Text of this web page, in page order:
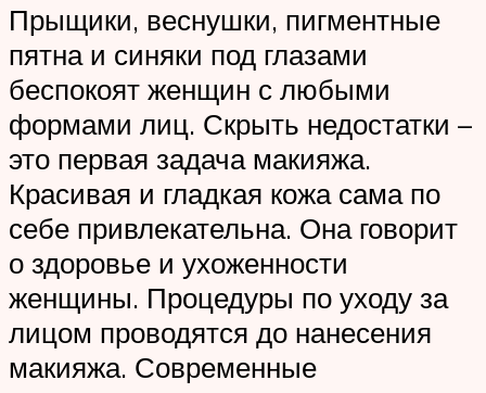
Прыщики, веснушки, пигментные
пятна и синяки под глазами
беспокоят женщин с любыми
формами лиц. Скрыть недостатки –
это первая задача макияжа.
Красивая и гладкая кожа сама по
себе привлекательна. Она говорит
о здоровье и ухоженности
женщины. Процедуры по уходу за
лицом проводятся до нанесения
макияжа. Современные